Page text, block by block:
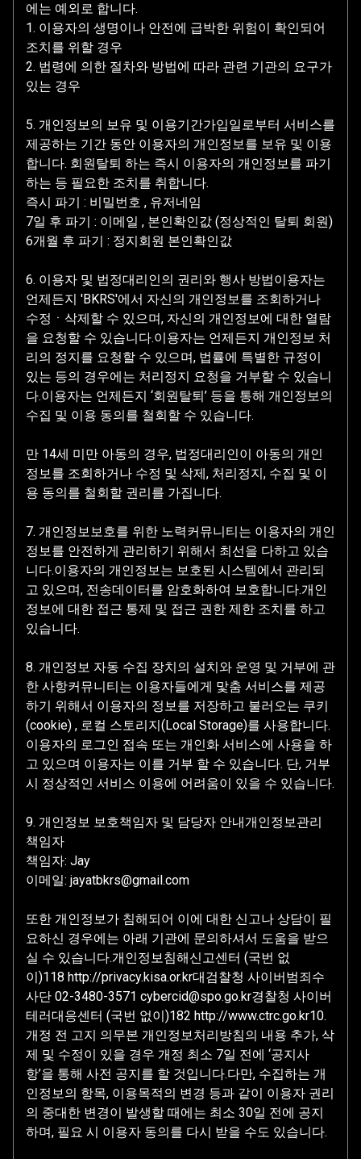
에는 예외로 합니다.
1. 이용자의 생명이나 안전에 급박한 위험이 확인되어
조치를 위할 경우
2. 법령에 의한 절차와 방법에 따라 관련 기관의 요구가
있는 경우
5. 개인정보의 보유 및 이용기간가입일로부터 서비스를
제공하는 기간 동안 이용자의 개인정보를 보유 및 이용
합니다. 회원탈퇴 하는 즉시 이용자의 개인정보를 파기
하는 등 필요한 조치를 취합니다.
즉시 파기 : 비밀번호 , 유저네임
7일 후 파기 : 이메일 , 본인확인값 (정상적인 탈퇴 회원)
6개월 후 파기 : 정지회원 본인확인값
6. 이용자 및 법정대리인의 권리와 행사 방법이용자는
언제든지 'BKRS'에서 자신의 개인정보를 조회하거나
수정ㆍ삭제할 수 있으며, 자신의 개인정보에 대한 열람
을 요청할 수 있습니다.이용자는 언제든지 개인정보 처
리의 정지를 요청할 수 있으며, 법률에 특별한 규정이
있는 등의 경우에는 처리정지 요청을 거부할 수 있습니
다.이용자는 언제든지 ‘회원탈퇴’ 등을 통해 개인정보의
수집 및 이용 동의를 철회할 수 있습니다.
만 14세 미만 아동의 경우, 법정대리인이 아동의 개인
정보를 조회하거나 수정 및 삭제, 처리정지, 수집 및 이
용 동의를 철회할 권리를 가집니다.
7. 개인정보보호를 위한 노력커뮤니티는 이용자의 개인
정보를 안전하게 관리하기 위해서 최선을 다하고 있습
니다.이용자의 개인정보는 보호된 시스템에서 관리되
고 있으며, 전송데이터를 암호화하여 보호합니다.개인
정보에 대한 접근 통제 및 접근 권한 제한 조치를 하고
있습니다.
8. 개인정보 자동 수집 장치의 설치와 운영 및 거부에 관
한 사항커뮤니티는 이용자들에게 맟춤 서비스를 제공
하기 위해서 이용자의 정보를 저장하고 불러오는 쿠키
(cookie) , 로컬 스토리지(Local Storage)를 사용합니다.
이용자의 로그인 접속 또는 개인화 서비스에 사용을 하
고 있으며 이용자는 이를 거부 할 수 있습니다. 단, 거부
시 정상적인 서비스 이용에 어려움이 있을 수 있습니다.
9. 개인정보 보호책임자 및 담당자 안내개인정보관리
책임자
책임자: Jay
이메일: jayatbkrs@gmail.com
또한 개인정보가 침해되어 이에 대한 신고나 상담이 필
요하신 경우에는 아래 기관에 문의하셔서 도움을 받으
실 수 있습니다.개인정보침해신고센터 (국번 없
이)118 http://privacy.kisa.or.kr대검찰청 사이버범죄수
사단 02-3480-3571 cybercid@spo.go.kr경찰청 사이버
테러대응센터 (국번 없이)182 http://www.ctrc.go.kr10.
개정 전 고지 의무본 개인정보처리방침의 내용 추가, 삭
제 및 수정이 있을 경우 개정 최소 7일 전에 ‘공지사
항’을 통해 사전 공지를 할 것입니다.다만, 수집하는 개
인정보의 항목, 이용목적의 변경 등과 같이 이용자 권리
의 중대한 변경이 발생할 때에는 최소 30일 전에 공지
하며, 필요 시 이용자 동의를 다시 받을 수도 있습니다.